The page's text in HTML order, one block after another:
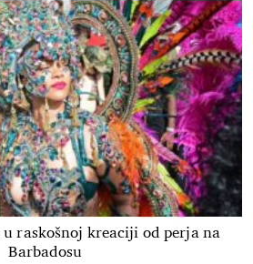
raskošnoj kreaciji od perja na
Barbadosu